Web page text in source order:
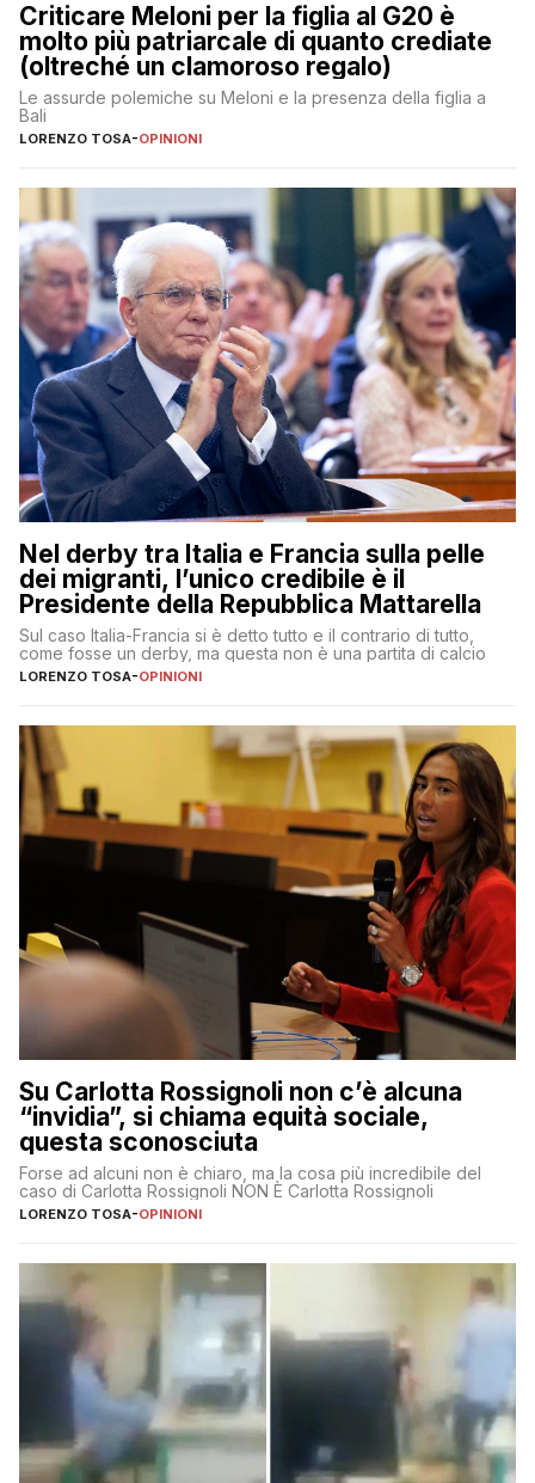
Criticare Meloni per la figlia al G20 è
molto più patriarcale di quanto crediate
(oltreché un clamoroso regalo)
Le assurde polemiche su Meloni e la presenza della figlia a
Bali
LORENZO TOSA-OPINIONI
Nel derby tra Italia e Francia sulla pelle
dei migranti, l’unico credibile è il
Presidente della Repubblica Mattarella
Sul caso Italia-Francia si è detto tutto e il contrario di tutto,
come fosse un derby, ma questa non è una partita di calcio
LORENZO TOSA-OPINIONI
Su Carlotta Rossignoli non c’è alcuna
“invidia”, si chiama equità sociale,
questa sconosciuta
Forse ad alcuni non è chiaro, ma la cosa più incredibile del
caso di Carlotta Rossignoli NON È Carlotta Rossignoli
LORENZO TOSA-OPINIONI